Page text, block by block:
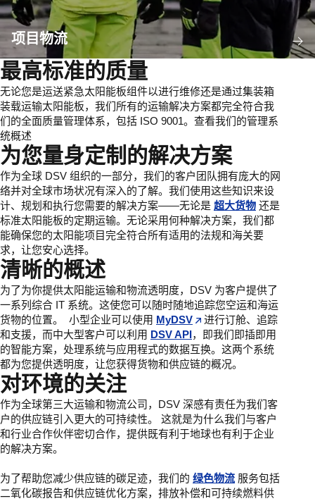
项目物流
最高标准的质量
无论您是运送紧急太阳能板组件以进行维修还是通过集装箱
装载运输太阳能板，我们所有的运输解决方案都完全符合我
们的全面质量管理体系，包括 ISO 9001。查看我们的管理系
统概述
为您量身定制的解决方案
作为全球 DSV 组织的一部分，我们的客户团队拥有庞大的网
络并对全球市场状况有深入的了解。我们使用这些知识来设
计、规划和执行您需要的解决方案——无论是 超大货物 还是
标准太阳能板的定期运输。无论采用何种解决方案，我们都
能确保您的太阳能项目完全符合所有适用的法规和海关要
求，让您安心选择。
清晰的概述
为了为你提供太阳能运输和物流透明度，DSV 为客户提供了
一系列综合 IT 系统。这使您可以随时随地追踪您空运和海运
货物的位置。 小型企业可以使用 MyDSV
进行订舱、追踪
和支援，而中大型客户可以利用 DSV API，即我们即插即用
的智能方案，处理系统与应用程式的数据互换。这两个系统
都为您提供透明度，让您获得货物和供应链的概况。
对环境的关注
作为全球第三大运输和物流公司，DSV 深感有责任为我们客
户的供应链引入更大的可持续性。 这就是为什么我们与客户
和行业合作伙伴密切合作，提供既有利于地球也有利于企业
的解决方案。
为了帮助您减少供应链的碳足迹，我们的 绿色物流 服务包括
二氧化碳报告和供应链优化方案，排放补偿和可持续燃料供